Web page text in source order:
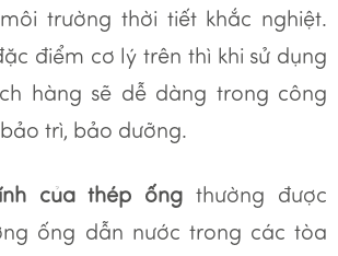
trường thời tiết khắc nghiệt.
điểm cơ lý trên thì khi sử dụng
hàng sẽ dễ dàng trong công
trì, bảo dưỡng.
của thép ống thường được
ống dẫn nước trong các tòa